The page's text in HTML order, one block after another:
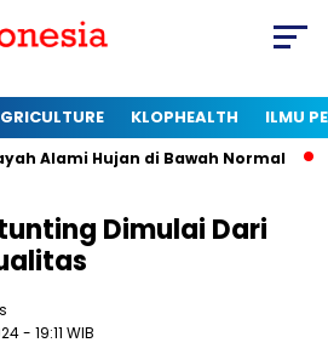
KLOPHEALTH ILMU
di Bawah Normal Kapan
Dimulai Dari
- 19:11 WIB